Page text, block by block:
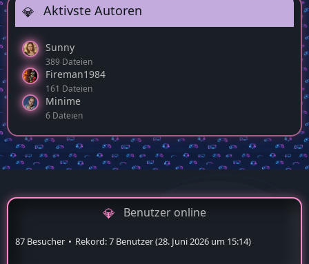
Aktivste Autoren
Sunny
389 Dateien
Fireman1984
161 Dateien
Minime
6 Dateien
Benutzer online
87 Besucher Rekord: 7 Benutzer (28. Juni 2026 um 15:14)